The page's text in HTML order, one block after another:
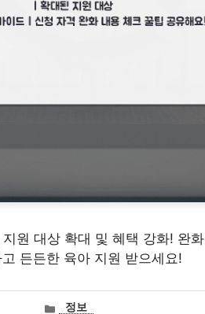
원 대상 확대 및 혜택 강화! 완
든든한 육아 지원 받으세요!
카정보